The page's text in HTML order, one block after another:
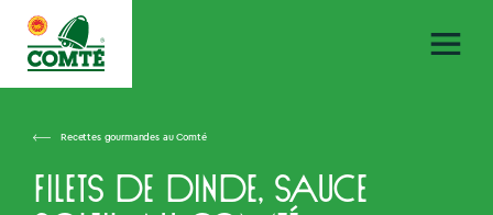
Recettes gourmandes au Comté
Filets de dinde, sauce